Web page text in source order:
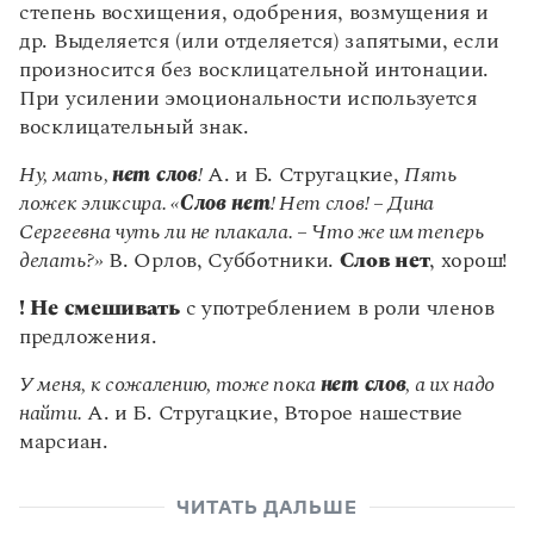
Словари русского языка как государственного
Справочники
Правила русской орфографии и пунктуации
Русский язык. Краткий теоретический курс
для школьников
Письмовник
Справочник по пунктуации
Справочник по фразеологии
Азбучные истины
Словарь-справочник непростые слова
Все справочники портала
Управление в русском языке
Словарь русских имён
Словарь методических терминов
Правила русской орфографии и пунктуации
степень восхищения, одобрения, возмущения и
др. Выделяется (или отделяется) запятыми, если
произносится без восклицательной интонации.
При усилении эмоциональности используется
восклицательный знак.
Ну, мать, нет слов!А. и Б. Стругацкие,Пять
ложек эликсира. «Слов нет! Нет слов! – Дина
Сергеевна чуть ли не плакала. – Что же им теперь
делать?» В. Орлов, Субботники. Слов нет, хорош!
! Не смешиватьс употреблением в роли членов
предложения.
У меня, к сожалению, тоже пока нет слов, а их надо
найти. А. и Б. Стругацкие, Второе нашествие
марсиан.
ЧИТАТЬ ДАЛЬШЕ